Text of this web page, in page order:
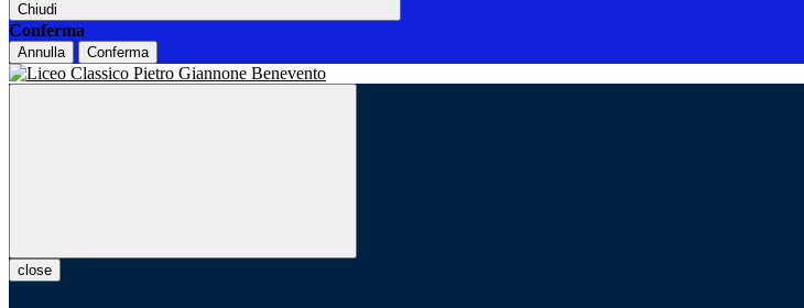
Chiudi
Conferma
Annulla Conferma
close